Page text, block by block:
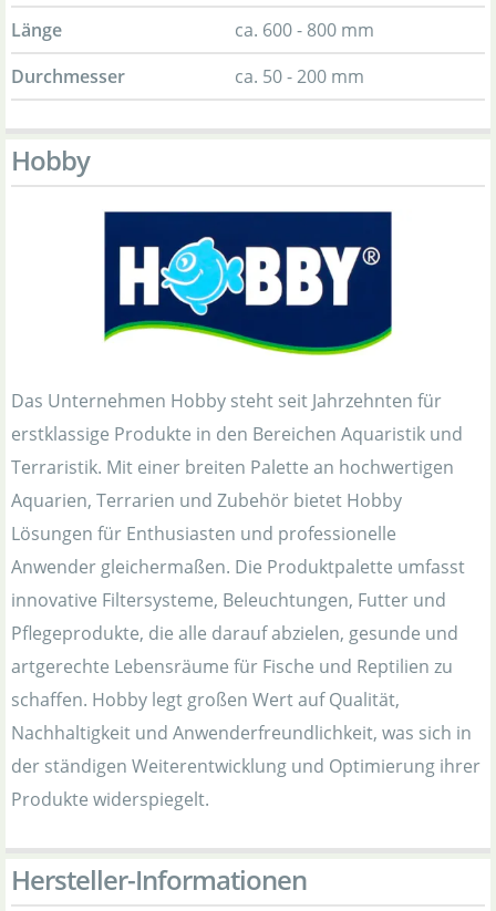
Länge
ca. 600 - 800 mm
Durchmesser
ca. 50 - 200 mm
Hobby
Das Unternehmen Hobby steht seit Jahrzehnten für
erstklassige Produkte in den Bereichen Aquaristik und
Terraristik. Mit einer breiten Palette an hochwertigen
Aquarien, Terrarien und Zubehör bietet Hobby
Lösungen für Enthusiasten und professionelle
Anwender gleichermaßen. Die Produktpalette umfasst
innovative Filtersysteme, Beleuchtungen, Futter und
Pflegeprodukte, die alle darauf abzielen, gesunde und
artgerechte Lebensräume für Fische und Reptilien zu
schaffen. Hobby legt großen Wert auf Qualität,
Nachhaltigkeit und Anwenderfreundlichkeit, was sich in
der ständigen Weiterentwicklung und Optimierung ihrer
Produkte widerspiegelt.
Hersteller-Informationen